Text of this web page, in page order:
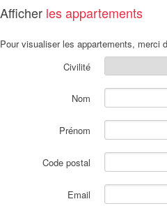
Afficher les appartements
Pour visualiser les appartements, merci
Civilité
Nom
Prénom
Code postal
Email